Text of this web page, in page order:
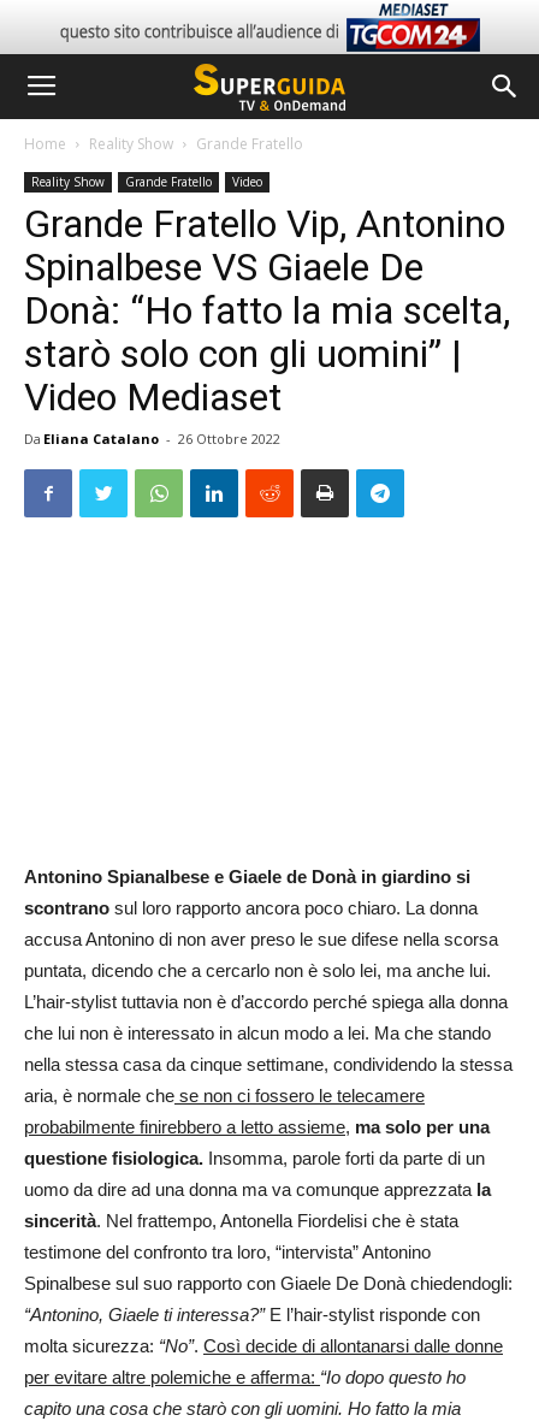
Home Reality Show Grande Fratello
Reality Show Grande Fratello Video
Grande Fratello Vip, Antonino
Spinalbese VS Giaele De
Donà: “Ho fatto la mia scelta,
starò solo con gli uomini” |
Video Mediaset
Da Eliana Catalano - 26 Ottobre 2022
Antonino Spianalbese e Giaele de Donà in giardino si
scontrano sul loro rapporto ancora poco chiaro. La donna
accusa Antonino di non aver preso le sue difese nella scorsa
puntata, dicendo che a cercarlo non è solo lei, ma anche lui.
L’hair-stylist tuttavia non è d’accordo perché spiega alla donna
che lui non è interessato in alcun modo a lei. Ma che stando
nella stessa casa da cinque settimane, condividendo la stessa
aria, è normale che se non ci fossero le telecamere
probabilmente finirebbero a letto assieme, ma solo per una
questione fisiologica. Insomma, parole forti da parte di un
uomo da dire ad una donna ma va comunque apprezzata la
sincerità. Nel frattempo, Antonella Fiordelisi che è stata
testimone del confronto tra loro, “intervista” Antonino
Spinalbese sul suo rapporto con Giaele De Donà chiedendogli:
“Antonino, Giaele ti interessa?”E l’hair-stylist risponde con
molta sicurezza: “No”. Così decide di allontanarsi dalle donne
per evitare altre polemiche e afferma: “Io dopo questo ho
capito una cosa che starò con gli uomini. Ho fatto la mia